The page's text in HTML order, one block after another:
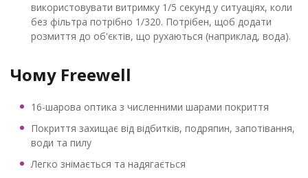
використовувати витримку 1/5 секунд у ситуаціях, коли
без фільтра потрібно 1/320. Потрібен, щоб додати
розмиття до об'єктів, що рухаються (наприклад, вода).
Чому Freewell
16-шарова оптика з численними шарами покриття
Покриття захищає від відбитків, подряпин, запотівання,
води та пилу
Легко знімається та надягається